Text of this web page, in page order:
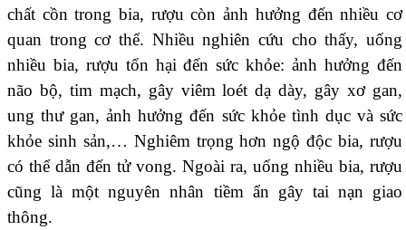
chất cồn trong bia, rượu còn ảnh hưởng đến nhiều cơ
quan trong cơ thể. Nhiều nghiên cứu cho thấy, uống
nhiều bia, rượu tổn hại đến sức khỏe: ảnh hưởng đến
não bộ, tim mạch, gây viêm loét dạ dày, gây xơ gan,
ung thư gan, ảnh hưởng đến sức khỏe tình dục và sức
khỏe sinh sản,… Nghiêm trọng hơn ngộ độc bia, rượu
có thể dẫn đến tử vong. Ngoài ra, uống nhiều bia, rượu
cũng là một nguyên nhân tiềm ẩn gây tai nạn giao
thông.